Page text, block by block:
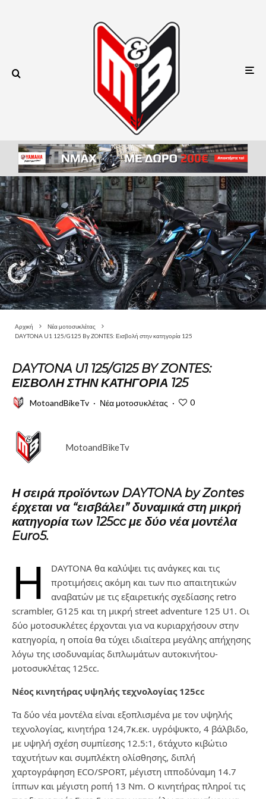
Αρχική
Νέα μοτοσυκλέτας
DAYTONA U1 125/G125 By ZONTES: Εισβολή στην κατηγορία 125
DAYTONA U1 125/G125 BY ZONTES:
ΕΙΣΒΟΛΉ ΣΤΗΝ ΚΑΤΗΓΟΡΊΑ 125
MotoandBikeTv · Νέα μοτοσυκλέτας · 0
MotoandBikeTv
Η σειρά προϊόντων DAYTONA by Zontes
έρχεται να “εισβάλει” δυναμικά στη μικρή
κατηγορία των 125cc με δύο νέα μοντέλα
Euro5.
H
DAYTONA θα καλύψει τις ανάγκες και τις
προτιμήσεις ακόμη και των πιο απαιτητικών
αναβατών με τις εξαιρετικής σχεδίασης retro
scrambler, G125 και τη μικρή street adventure 125 U1. Οι
δύο μοτοσυκλέτες έρχονται για να κυριαρχήσουν στην
κατηγορία, η οποία θα τύχει ιδιαίτερα μεγάλης απήχησης
λόγω της ισοδυναμίας διπλωμάτων αυτοκινήτου-
μοτοσυκλέτας 125cc.
Νέος κινητήρας υψηλής τεχνολογίας 125cc
Τα δύο νέα μοντέλα είναι εξοπλισμένα με τον υψηλής
τεχνολογίας, κινητήρα 124,7κ.εκ. υγρόψυκτο, 4 βάλβιδο,
με υψηλή σχέση συμπίεσης 12.5:1, 6τάχυτο κιβώτιο
ταχυτήτων και συμπλέκτη ολίσθησης, διπλή
χαρτογράφηση ECO/SPORT, μέγιστη ιπποδύναμη 14.7
ίππων και μέγιστη ροπή 13 Nm. Ο κινητήρας πληροί τις